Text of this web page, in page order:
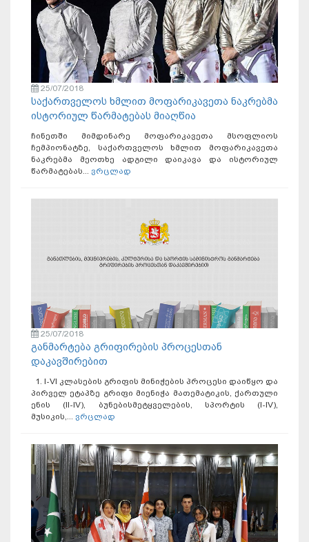
25/07/2018
საქართველოს ხმლით მოფარიკავეთა ნაკრებმა
ისტორიულ წარმატებას მიაღწია
ჩინეთში მიმდინარე მოფარიკავეთა მსოფლიოს
ჩემპიონატზე, საქართველოს ხმლით მოფარიკავეთა
ნაკრებმა მეოთხე ადგილი დაიკავა და ისტორიულ
წარმატებას... ვრცლად
25/07/2018
განმარტება გრიფირების პროცესთან
დაკავშირებით
1. I-VI კლასების გრიფის მინიჭების პროცესი დაიწყო და
პირველ ეტაპზე გრიფი მიენიჭა მათემატიკის, ქართული
ენის (II-IV), ბუნებისმეტყველების, სპორტის (I-IV),
მუსიკის,... ვრცლად